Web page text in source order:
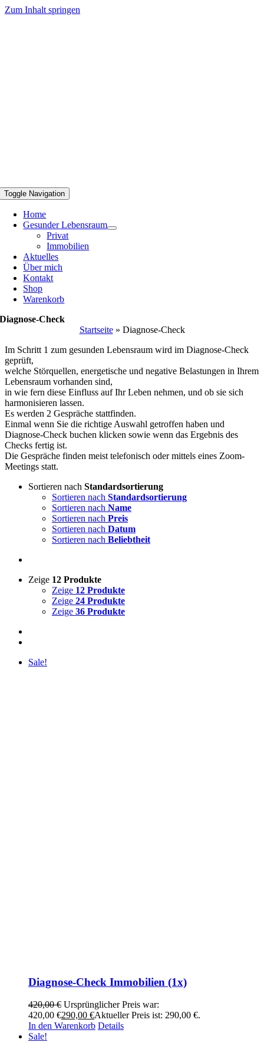
Zum Inhalt springen
Toggle Navigation
Home
Gesunder Lebensraum
Privat
Immobilien
Aktuelles
Über mich
Kontakt
Shop
Warenkorb
Diagnose-Check
Startseite» Diagnose-Check
Im Schritt 1 zum gesunden Lebensraum wird im Diagnose-Check
geprüft,
welche Störquellen, energetische und negative Belastungen in Ihrem
Lebensraum vorhanden sind,
in wie fern diese Einfluss auf Ihr Leben nehmen, und ob sie sich
harmonisieren lassen.
Es werden 2 Gespräche stattfinden.
Einmal wenn Sie die richtige Auswahl getroffen haben und
Diagnose-Check buchen klicken sowie wenn das Ergebnis des
Checks fertig ist.
Die Gespräche finden meist telefonisch oder mittels eines Zoom-
Meetings statt.
Sortieren nach Standardsortierung
Sortieren nach Standardsortierung
Sortieren nach Name
Sortieren nach Preis
Sortieren nach Datum
Sortieren nach Beliebtheit
Zeige 12 Produkte
Zeige 12 Produkte
Zeige 24 Produkte
Zeige 36 Produkte
Sale!
Diagnose-Check Immobilien (1x)
420,00€ Ursprünglicher Preis war:
420,00 €290,00 €Aktueller Preis ist: 290,00 €.
In den Warenkorb Details
Sale!